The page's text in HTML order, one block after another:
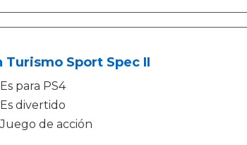
Turismo Sport Spec II
Es para PS4
Es divertido
Juego de acción